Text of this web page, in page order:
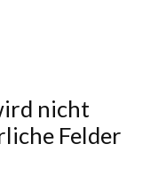
nicht
Felder